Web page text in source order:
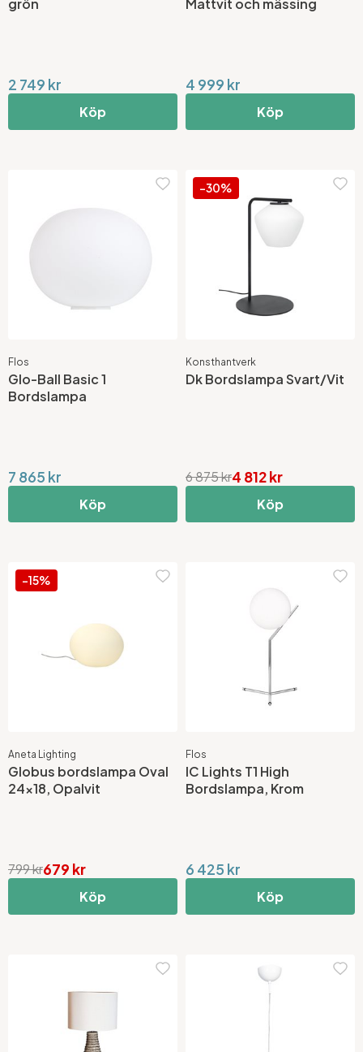
grön
2 749 kr
Köp
Mattvit och mässing
4 999 kr
Köp
Flos
Glo-Ball Basic 1
Bordslampa
7 865 kr
Köp
-30%
Konsthantverk
Dk Bordslampa Svart/Vit
4 812 kr
6 875 kr
Köp
-15%
Aneta Lighting
Globus bordslampa Oval
24x18, Opalvit
679 kr
799 kr
Köp
Flos
IC Lights T1 High
Bordslampa, Krom
6 425 kr
Köp